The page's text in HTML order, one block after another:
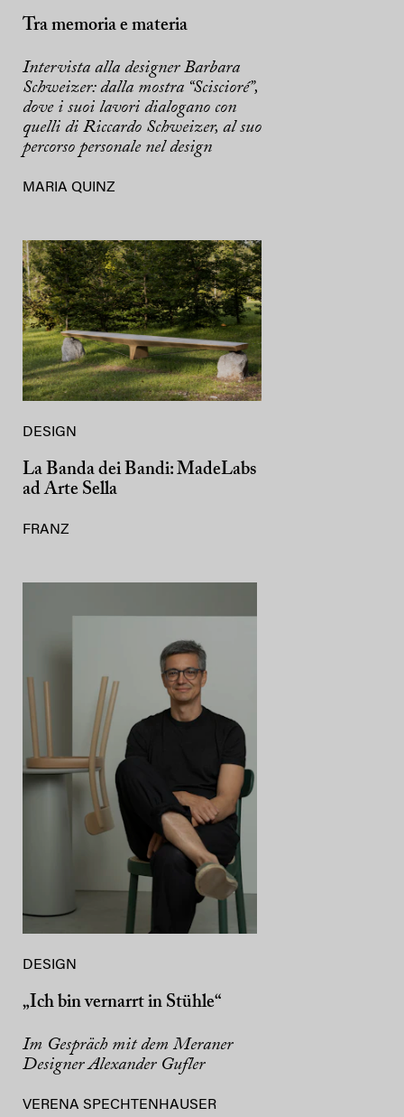
Tra memoria e materia
Intervista alla designer Barbara
Schweizer: dalla mostra “Sciscioré”,
dove i suoi lavori dialogano con
quelli di Riccardo Schweizer, al suo
percorso personale nel design
MARIA QUINZ
DESIGN
La Banda dei Bandi: MadeLabs
ad Arte Sella
FRANZ
DESIGN
„Ich bin vernarrt in Stühle“
Im Gespräch mit dem Meraner
Designer Alexander Gufler
VERENA SPECHTENHAUSER